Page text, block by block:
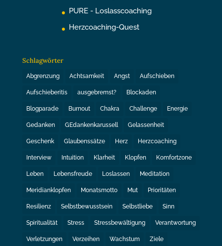
PURE - Loslasscoaching
Herzcoaching-Quest
Schlagwörter
Abgrenzung Achtsamkeit Angst Aufschieben
Aufschieberitis ausgebremst? Blockaden
Blogparade Burnout Chakra Challenge Energie
Gedanken GEdankenkarussell Gelassenheit
Geschenk Glaubenssätze Herz Herzcoaching
Interview Intuition Klarheit Klopfen Komfortzone
Leben Lebensfreude Loslassen Meditation
Meridianklopfen Monatsmotto Mut Prioritäten
Resilienz Selbstbewusstsein Selbstliebe Sinn
Spiritualität Stress Stressbewältigung Verantwortung
Verletzungen Verzeihen Wachstum Ziele